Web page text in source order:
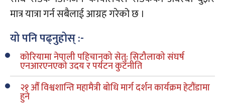
मात्र यात्रा गर्न सबैलाई आग्रह गरेको छ ।
यो पनि पढ्नुहोस् :-
कोरियामा नेपाली पहिचानको सेतु: सिटौलाको संघर्ष
एनआरएनएको उदय र पर्यटन कुटनीति
२१ औँ विश्वशान्ति महामैत्री बोधि मार्ग दर्शन कार्यक्रम हेटौंडामा
हुने